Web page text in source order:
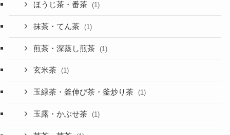
ほうじ茶・番茶 (1)
抹茶・てん茶 (1)
煎茶・深蒸し煎茶 (1)
玄米茶 (1)
玉緑茶・釜伸び茶・釜炒り茶 (1)
玉露・かぶせ茶 (1)